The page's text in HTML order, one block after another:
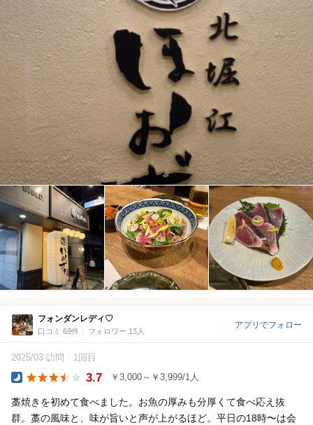
フォンダンレディ♡
口コミ 69件 フォロワー 13人
アプリでフォロー
2025/03 訪問 1回目
3.7 ￥3,000～￥3,999/1人
藁焼きを初めて食べました。お魚の厚みも分厚くて食べ応え抜
群。藁の風味と、味が旨いと声が上がるほど。平日の18時〜は会